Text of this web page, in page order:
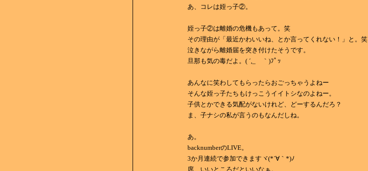
あ、コレは姪っ子②。
姪っ子②は離婚の危機もあって。笑
その理由が「最近かわいいね、とか言ってくれない！」と。笑
泣きながら離婚届を突き付けたそうです。
旦那も気の毒だよ。( ´,_ゝ｀)ﾌﾟｯ
あんなに笑わしてもらったらおごっちゃうよねー
そんな姪っ子たちもけっこうイイトシなのよねー。
子供とかできる気配がないけれど、どーするんだろ？
ま、子ナシの私が言うのもなんだしね。
あ。
backnumberのLIVE。
3か月連続で参加できますヾ(*´∀｀*)ﾉ
席、いいところだといいなぁ。